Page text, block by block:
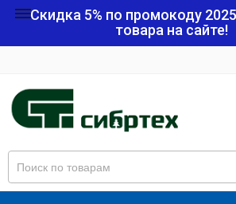
Скидка 5% по промокоду 2025
товара на сайте!